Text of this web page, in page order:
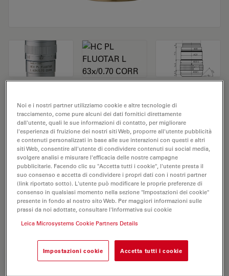
Obiettivo del microscopio HC PL FLUOTAR
L 63x/0.70 CORR
N. prodotto 11506216
L'obiettivo HC PL FLUOTAR L 63x/0,70 CORR ha un
ingrandimento di 63X e un'apertura numerica di
0,7mm. Per l'uso in ambienti con materiali a
immersione asciutti e dotato di un filetto obiettivo M25
con una distanza di lavoro libera di 2,6-1,8 mm e un FN
pari a 25.
RICHIESTA DI PREVENTIVO
Noi e i nostri partner utilizziamo cookie e altre tecnologie di
tracciamento, come pure alcuni dei dati fornitici direttamente
dall'utente, quali le sue informazioni di contatto, per migliorare
l'esperienza di fruizione dei nostri siti Web, proporre all'utente pubblicità
e contenuti personalizzati in base alle sue interazioni con questi e altri
siti Web, consentire all'utente di condividere contenuti sui social media,
svolgere analisi e misurare l'efficacia delle nostre campagne
pubblicitarie. Facendo clic su "Accetta tutti i cookie", l'utente presta il
suo consenso e accetta di condividere i propri dati con i nostri partner
(link riportato sotto). L'utente può modificare le proprie preferenze di
consenso in qualsiasi momento nella sezione "Impostazioni dei cookie"
presente in fondo al nostro sito Web. Per maggiori informazioni sulle
prassi da noi adottate, consultare l'Informativa sui cookie
Leica Microsystems Cookie Partners Details
Impostazioni cookie Accetta tutti i cookie